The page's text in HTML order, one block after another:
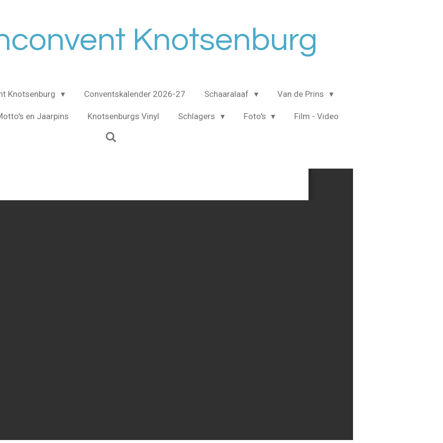
Knotsenburg
Knotsenburg Conventskalender 2026-27 Schaaralaaf Van de Prins
en Jaarpins Knotsenburgs Vinyl Schlagers Foto's Film - Video